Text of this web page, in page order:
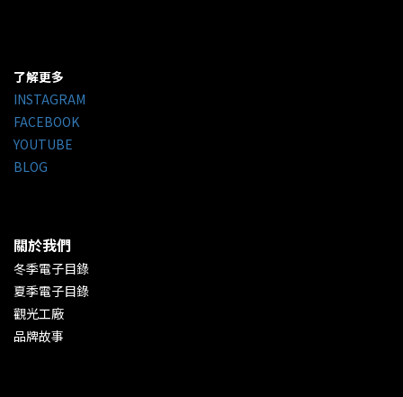
了解更多
INSTAGRAM
FACEBOOK
YOUTUBE
BLOG
關於我們
冬季電子目錄
夏季電子目錄
觀光工廠
品牌故事